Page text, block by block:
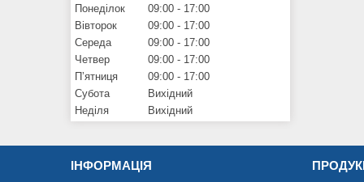
Понеділок 09:00
17:00
Вівторок
09:00
17:00
Середа
09:00
17:00
Четвер
09:00
17:00
Пʼятниця
09:00
17:00
Субота
Вихідний
Неділя
Вихідний
ІНФОРМАЦІЯ